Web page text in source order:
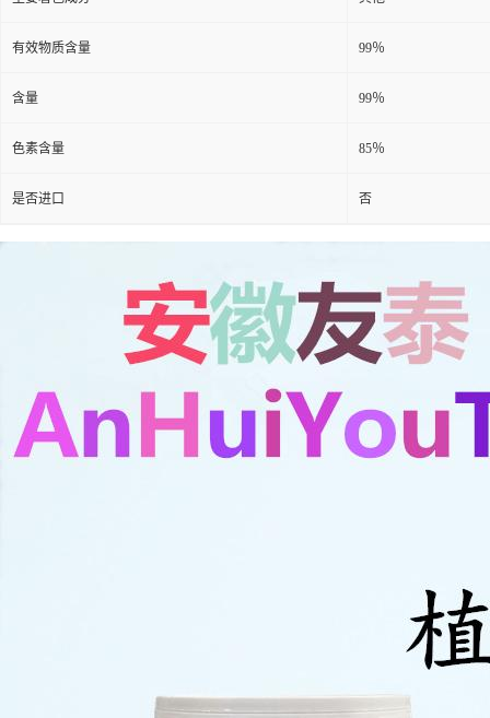
有效物质含量 99％
含量 99％
色素含量 85％
是否进口 否